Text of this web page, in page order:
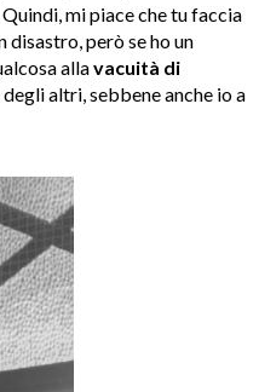
mi piace che tu faccia
disastro, però se ho un
allavacuità di
altri, sebbene anche io a